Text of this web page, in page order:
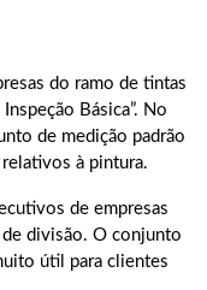
do ramo de tintas
Básica”. No
de medição padrão
à pintura.
de empresas
divisão. O conjunto
útil para clientes